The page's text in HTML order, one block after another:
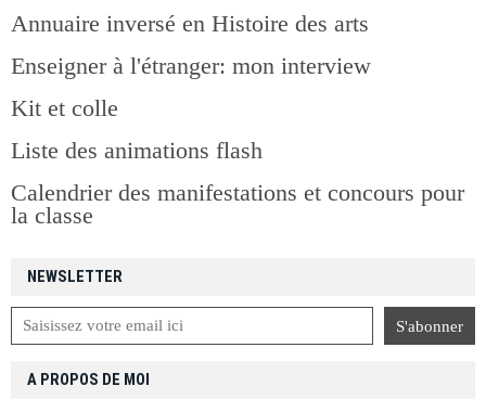
NEWSLETTER
Annuaire inversé en Histoire des arts
Enseigner à l'étranger: mon interview
Kit et colle
Liste des animations flash
Calendrier des manifestations et concours pour
la classe
A PROPOS DE MOI